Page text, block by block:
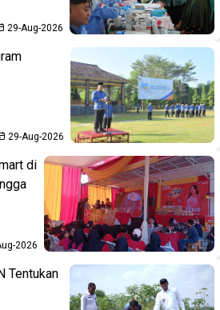
29-Aug-2026
29-Aug-2026
di
2026
Tentukan